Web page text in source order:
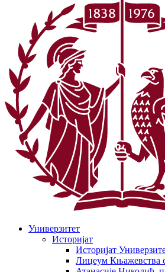
Универзитет
Историјат
Историјат
Лицеум Књажевства